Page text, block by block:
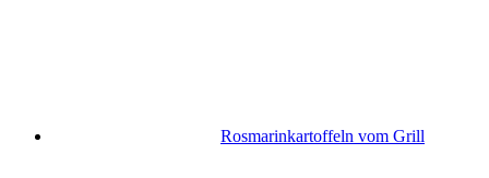
Rosmarinkartoffeln vom Grill